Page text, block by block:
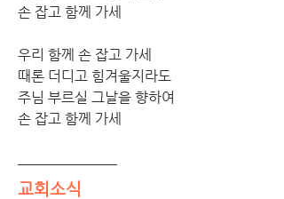
손 잡고 함께 가세
우리 함께 손 잡고 가세
때론 더디고 힘겨울지라도
주님 부르실 그날을 향하여
손 잡고 함께 가세
교회소식